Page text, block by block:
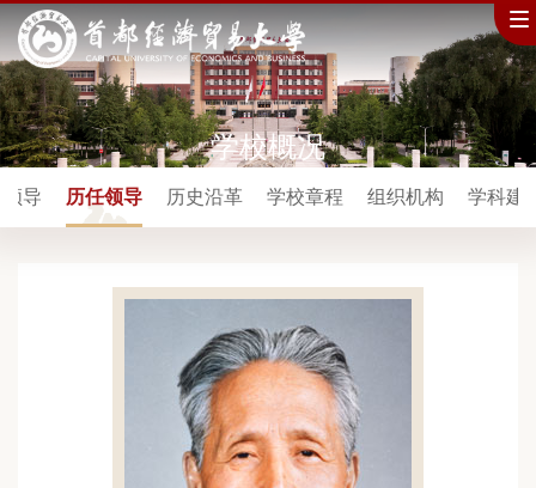
学校概况
导 历任领导 历史沿革 学校章程 组织机构 学科建